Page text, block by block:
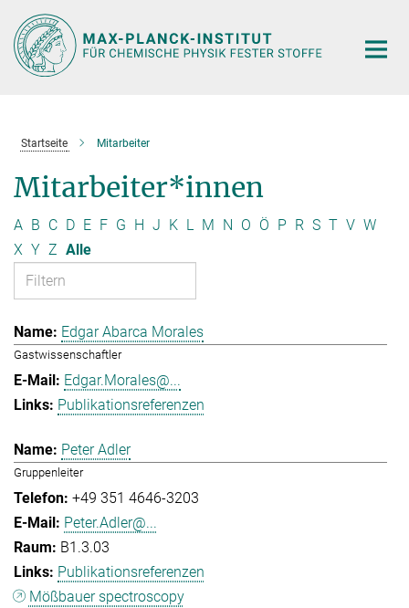
Hauptinhalt
Startseite Mitarbeiter
Mitarbeiter*innen
A B C D E F G H J K L M N O Ö P R S T V W
X Y Z Alle
Edgar Abarca Morales
Gastwissenschaftler
Edgar.Morales@...
Publikationsreferenzen
Peter Adler
Gruppenleiter
+49 351 4646-3203
Peter.Adler@...
B1.3.03
Publikationsreferenzen
Mößbauer spectroscopy